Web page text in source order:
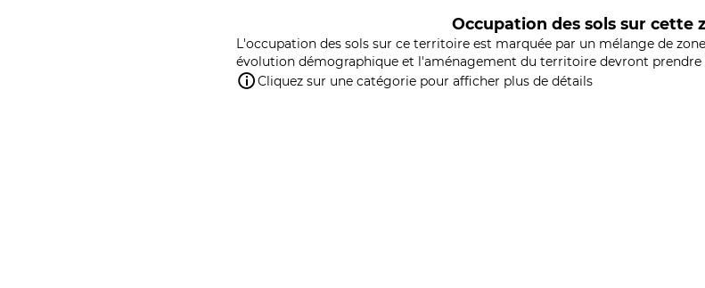
Occupation des sols sur cette
L'occupation des sols sur ce territoire est marquée par un mélange de
évolution démographique et l'aménagement du territoire devront prendre
Cliquez sur une catégorie pour afficher plus de détails